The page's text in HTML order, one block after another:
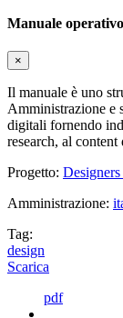
Manuale
×
Il manuale è uno
Amministrazione e
digitali fornendo
research, al content
Progetto:
Amministrazione:
Tag:
design
Scarica
pdf